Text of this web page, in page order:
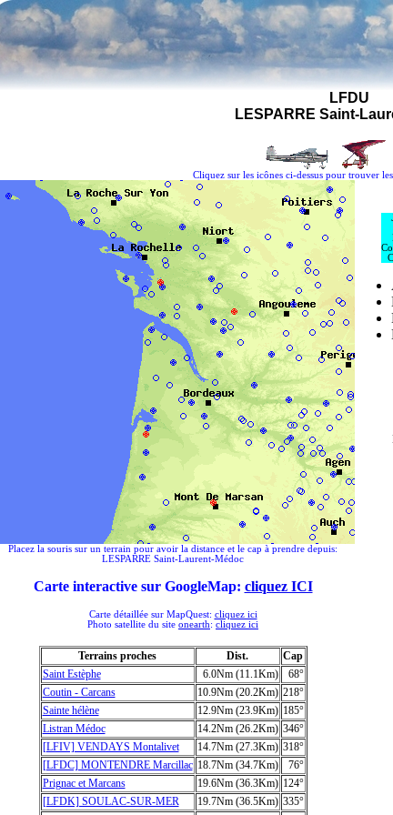
LFDU
LESPARRE Saint-
Cliquez sur les icônes ci-dessus pour trouver
Placez la souris sur un terrain pour avoir la distance et le cap à prendre depuis:
LESPARRE Saint-Laurent-Médoc
Carte interactive sur GoogleMap: cliquez ICI
Carte détaillée sur MapQuest: cliquez ici
Photo satellite du site onearth: cliquez ici
Terrains proches Dist.
Cap
Saint Estèphe
6.0Nm (11.1Km)
68°
Coutin - Carcans
10.9Nm (20.2Km) 218°
Sainte hélène
12.9Nm (23.9Km) 185°
Listran Médoc
14.2Nm (26.2Km) 346°
[LFIV] VENDAYS Montalivet
14.7Nm (27.3Km) 318°
[LFDC] MONTENDRE Marcillac 18.7Nm (34.7Km)
76°
Prignac et Marcans
19.6Nm (36.3Km) 124°
[LFDK] SOULAC-SUR-MER
19.7Nm (36.5Km) 335°